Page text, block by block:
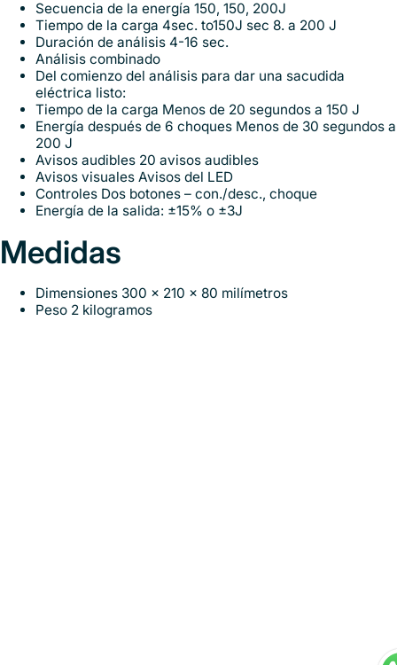
Secuencia de la energía 150, 150, 200J
Tiempo de la carga 4sec. to150J sec 8. a 200 J
Duración de análisis 4-16 sec.
Análisis combinado
Del comienzo del análisis para dar una sacudida
eléctrica listo:
Tiempo de la carga Menos de 20 segundos a 150 J
Energía después de 6 choques Menos de 30 segundos a
200 J
Avisos audibles 20 avisos audibles
Avisos visuales Avisos del LED
Controles Dos botones – con./desc., choque
Energía de la salida: ±15% o ±3J
Medidas
Dimensiones 300 x 210 x 80 milímetros
Peso 2 kilogramos